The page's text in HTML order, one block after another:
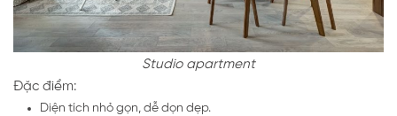
Studio apartment
Đặc điểm:
Diện tích nhỏ gọn, dễ dọn dẹp.